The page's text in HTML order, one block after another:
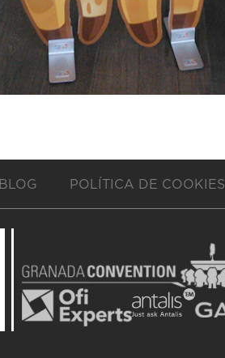
BLOG POLÍTICA DE COOKIES